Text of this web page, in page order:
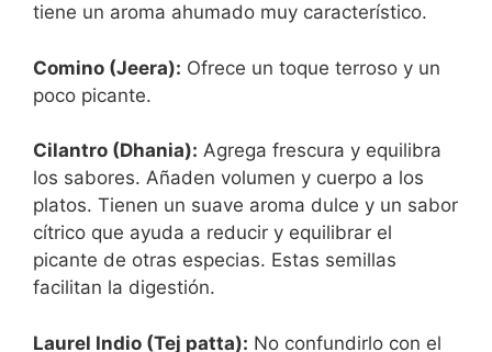
tiene un aroma ahumado muy característico.
Comino (Jeera): Ofrece un toque terroso y un
poco picante.
Cilantro (Dhania): Agrega frescura y equilibra
los sabores. Añaden volumen y cuerpo a los
platos. Tienen un suave aroma dulce y un sabor
cítrico que ayuda a reducir y equilibrar el
picante de otras especias. Estas semillas
facilitan la digestión.
Laurel Indio (Tej patta): No confundirlo con el